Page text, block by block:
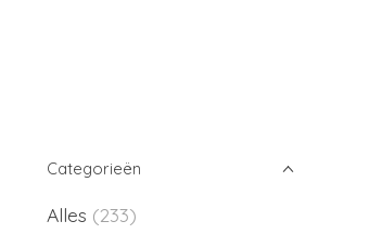
Categorieën
Alles (233)